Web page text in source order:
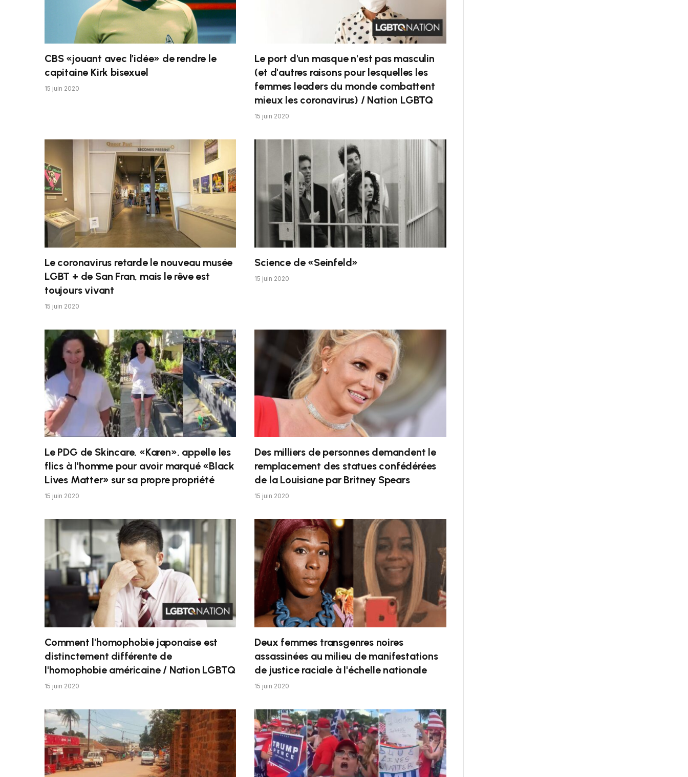
CBS «jouant avec l’idée» de rendre le
capitaine Kirk bisexuel
15 juin 2020
Le port d'un masque n'est pas masculin
(et d'autres raisons pour lesquelles les
femmes leaders du monde combattent
mieux les coronavirus) / Nation LGBTQ
15 juin 2020
Le coronavirus retarde le nouveau musée
LGBT + de San Fran, mais le rêve est
toujours vivant
15 juin 2020
Science de «Seinfeld»
15 juin 2020
Le PDG de Skincare, «Karen», appelle les
flics à l'homme pour avoir marqué «Black
Lives Matter» sur sa propre propriété
15 juin 2020
Des milliers de personnes demandent le
remplacement des statues confédérées
de la Louisiane par Britney Spears
15 juin 2020
Comment l'homophobie japonaise est
distinctement différente de
l'homophobie américaine / Nation LGBTQ
15 juin 2020
Deux femmes transgenres noires
assassinées au milieu de manifestations
de justice raciale à l'échelle nationale
15 juin 2020